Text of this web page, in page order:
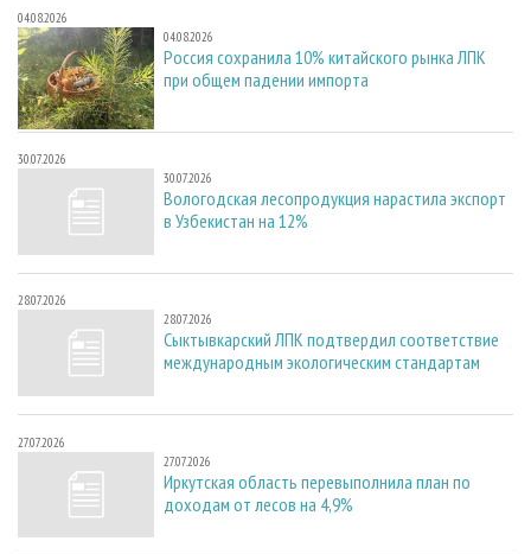
04.08.2026
04.08.2026
Россия сохранила 10% китайского рынка ЛПК
при общем падении импорта
30.07.2026
30.07.2026
Вологодская лесопродукция нарастила экспорт
в Узбекистан на 12%
28.07.2026
28.07.2026
Сыктывкарский ЛПК подтвердил соответствие
международным экологическим стандартам
27.07.2026
27.07.2026
Иркутская область перевыполнила план по
доходам от лесов на 4,9%